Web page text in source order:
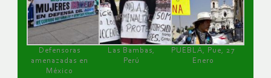
Defensoras
amenazadas en
México
Las Bambas,
Perú
PUEBLA, Pue, 27
Enero